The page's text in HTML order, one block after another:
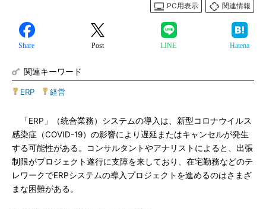
PC用表示
関連情報
Share Post LINE Hatena
関連キーワード
ERP 経営
「ERP」（統合業務）システムの導入は、新型コロナウイルス
感染症（COVID-19）の影響により遅延またはキャンセルが発生
する可能性がある。コンサルタントやアナリストによると、出張
制限がプロジェクト遂行に支障を来しており、在宅勤務などのテ
レワークでERPシステムの導入プロジェクトを進めるのはさまざ
まな困難がある。